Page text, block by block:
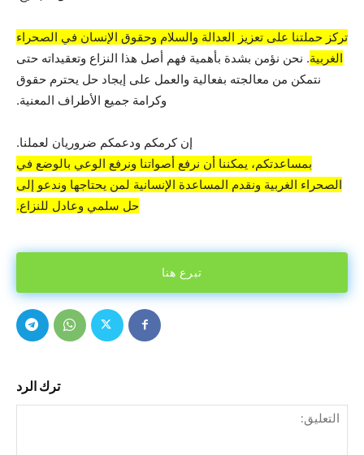
تركز حملتنا على تعزيز العدالة والسلام وحقوق الإنسان في الصحراء
الغربية. نحن نؤمن بشدة بأهمية فهم أصل هذا النزاع وتعقيداته حتى
نتمكن من معالجته بفعالية والعمل على إيجاد حل يحترم حقوق
وكرامة جميع الأطراف المعنية.
إن كرمكم ودعمكم ضروريان لعملنا.
بمساعدتكم، يمكننا أن نرفع أصواتنا ونرفع الوعي بالوضع في
الصحراء الغربية ونقدم المساعدة الإنسانية لمن يحتاجها وندعو إلى
حل سلمي وعادل للنزاع.
تبرع هنا
ترك الرد